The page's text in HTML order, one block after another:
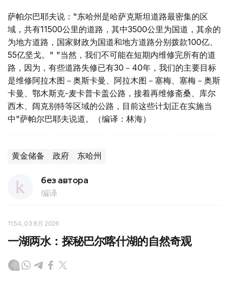
萨帕尔巴耶夫说："东哈州是哈萨克斯坦道路最密集的区
域，共有11500公里的道路，其中3500公里为国道，其余的
为地方道路，国家财政为国道和地方道路分别拨款100亿、
55亿坚戈。" "当然，我们不可能在短期内维修完所有的道
路，因为，有些道路失修已有30－40年，我们的主要目标
是维修阿拉木图－奥斯卡曼、阿拉木图－塞梅、塞梅－奥斯
卡曼、鄂木斯克-麦卡普卡盖公路，接着再维修斋桑、库尔
西木、阔克别特等区域的公路，目前这些计划正在实施当
中"萨帕尔巴耶夫说道。（编译：林海）
黄金储备 政府 东哈州
без автора
编译
11:54, 03 8月 2026
一湖两水：探秘巴尔喀什湖的自然奇观